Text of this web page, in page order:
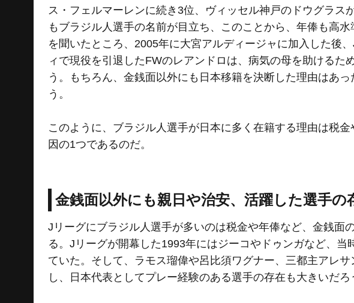
ス・フェルマーレンに続き3位、ヴィッセル神戸のドウグラス
もブラジル人選手の名前が目立ち、このことから、年俸も高
を聞いたところ、2005年に大宮アルディージャに加入した後
ィで現役を引退したFWのレアンドロは、病気の母を助ける
う。もちろん、金銭面以外にも日本移籍を決断した理由はあ
う。
このように、ブラジル人選手が日本に多く在籍する理由は税
因の1つであるのだ。
金銭面以外にも親日や治安、活躍した選手の
Jリーグにブラジル人選手が多いのは税金や年俸など、金銭面
る。Jリーグが開幕した1993年にはジーコやドゥンガなど、
ていた。そして、ラモス瑠偉や呂比須ワグナー、三都主アレ
し、日本代表としてプレー経験のある選手の存在も大きいだろ